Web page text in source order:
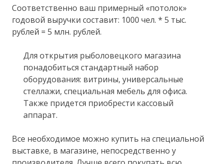
Соответственно ваш примерный «потолок»
годовой выручки составит: 1000 чел. * 5 тыс.
рублей = 5 млн. рублей.
Для открытия рыболовецкого магазина
понадобиться стандартный набор
оборудования: витрины, универсальные
стеллажи, специальная мебель для офиса.
Также придется приобрести кассовый
аппарат.
Все необходимое можно купить на специальной
выставке, в магазине, непосредственно у